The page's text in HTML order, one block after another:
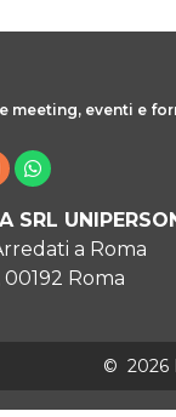
meeting, eventi e
SRL
a Roma
Roma
© 2026